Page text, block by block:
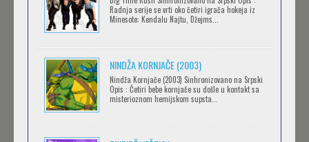
Feb 12 2023 |Gledaj »
RECORD OF RAGNAROK
Feb 11 2023 |Gledaj »
TORADORA
Radnja serije se vrti oko četiri igrača hokeja iz
Minesote: Kendalu Najtu, Džejms...
NINDŽA KORNJAČE (2003)
Nindža Kornjače (2003) Sinhronizovano na Srpski
Opis : Četiri bebe kornjače su došle u kontakt sa
misterioznom hemijskom supsta...